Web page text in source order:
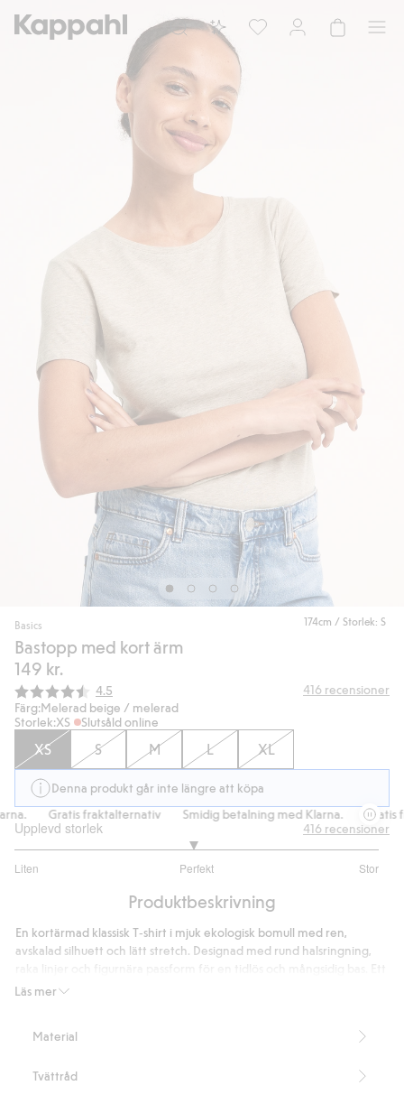
174cm / Storlek: S
Basics
Bastopp med kort ärm
149 kr.
Snittbetyg:
4.5 416 recensioner
Färg:Melerad beige / melerad
Storlek:XS Slutsåld online
XS S M L XL
Denna produkt går inte längre att köpa
Gratis fraktalternativ Smidig betalning med Klarna. Gratis
Upplevd storlek
Liten Perfekt Stor
utav
314
betyg
416 recensioner
Produktbeskrivning
Läs mer
En kortärmad klassisk T‑shirt i mjuk ekologisk bomull med ren,
avskalad silhuett och lätt stretch. Designad med rund halsringning,
säsongslöst plagg som fungerar både ensamt och som lager. Finns i
Kort ärm
Lätt stretch
Material
Tvättråd